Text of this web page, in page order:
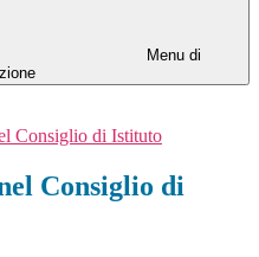
Menu di
Consiglio di Istituto
Consiglio di